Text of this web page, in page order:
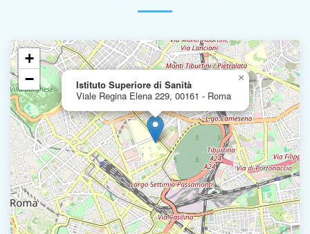
Istituto Superiore di Sanità
Viale Regina Elena 229, 00161 - Roma
×
+
−